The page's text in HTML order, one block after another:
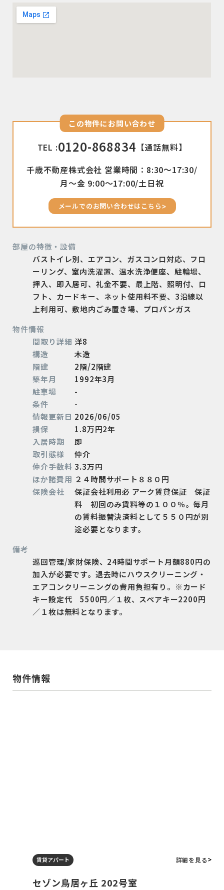
この物件にお問い合わせ
TEL :0120-868834 【通話無料】
千歳不動産株式会社 営業時間：8:30〜17:30/
月〜金 9:00〜17:00/土日祝
メールでのお問い合わせはこちら
部屋の特徴・設備
バストイレ別、エアコン、ガスコンロ対応、フロ
ーリング、室内洗濯置、温水洗浄便座、駐輪場、
押入、即入居可、礼金不要、最上階、照明付、ロ
フト、カードキー、ネット使用料不要、3沿線以
上利用可、敷地内ごみ置き場、プロパンガス
物件情報
間取り詳細 洋8
構造
木造
階建
2階/2階建
築年月
1992年3月
駐車場
-
条件
-
情報更新日 2026/06/05
損保
1.8万円2年
入居時期
即
取引態様
仲介
仲介手数料 3.3万円
ほか諸費用 ２４時間サポート８８０円
保険会社
保証会社利用必 アーク賃貸保証 保証
料 初回のみ賃料等の１００％。毎月
の賃料振替決済料として５５０円が別
途必要となります。
備考
巡回管理/家財保険、24時間サポート月額880円の
加入が必要です。退去時にハウスクリーニング・
エアコンクリーニングの費用負担有り。※カード
キー設定代 5500円／１枚、スペアキー2200円
／１枚は無料となります。
物件情報
賃貸アパート 詳細を見る
セゾン鳥居ヶ丘 202号室